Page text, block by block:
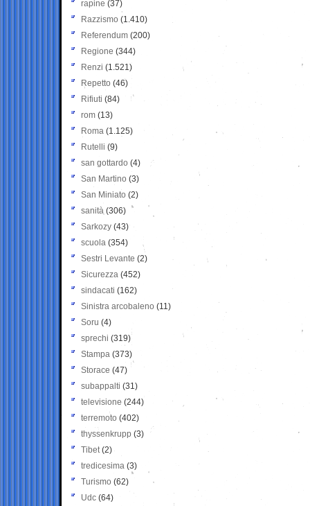
rapine (37)
Razzismo (1.410)
Referendum (200)
Regione (344)
Renzi (1.521)
Repetto (46)
Rifiuti (84)
rom (13)
Roma (1.125)
Rutelli (9)
san gottardo (4)
San Martino (3)
San Miniato (2)
sanità (306)
Sarkozy (43)
scuola (354)
Sestri Levante (2)
Sicurezza (452)
sindacati (162)
Sinistra arcobaleno (11)
Soru (4)
sprechi (319)
Stampa (373)
Storace (47)
subappalti (31)
televisione(244)
terremoto (402)
thyssenkrupp (3)
Tibet(2)
tredicesima (3)
Turismo (62)
Udc (64)